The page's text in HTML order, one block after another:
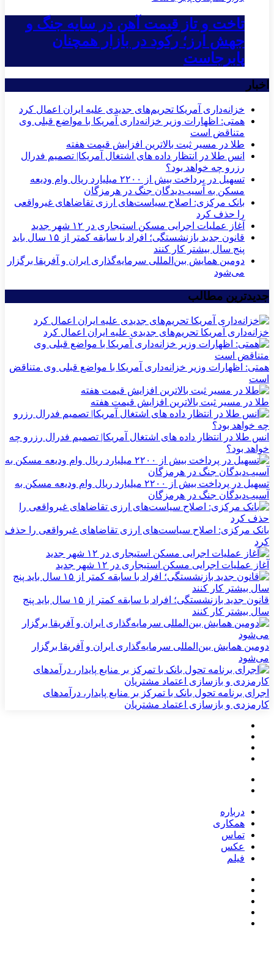
تاخت و تاز قیمت آهن در سایه جنگ و
جهش ارز؛ رکود در بازار همچنان
پابرجاست
اخبار
خزانه‌داری آمریکا تحریم‌های جدیدی علیه ایران اعمال کرد
همتی: اظهارات وزیر خزانه‌داری آمریکا با مواضع قبلی وی
متناقض است
طلا در مسیر ثبت بالاترین افزایش قیمت هفته
انس طلا در انتظار داده های اشتغال آمریکا| تصمیم فدرال
رزرو چه خواهد بود؟
تسهیل در پرداخت بیش از ۲۲۰۰ میلیارد ریال وام ودیعه
مسکن به آسیب‌دیدگان جنگ در هرمزگان
بانک مرکزی: اصلاح سیاست‌های ارزی تقاضاهای غیرواقعی
را حذف کرد
آغاز عملیات اجرایی مسکن استیجاری در ۱۲ شهر جدید
قانون جدید بازنشستگی؛ افراد با سابقه کمتر از ۱۵ سال باید
پنج سال بیشتر کار کنند
دومین همایش بین‌المللی سرمایه‌گذاری ایران و آفریقا برگزار
می‌شود
جدیدترین مطالب
خزانه‌داری آمریکا تحریم‌های جدیدی علیه ایران اعمال کرد
همتی: اظهارات وزیر خزانه‌داری آمریکا با مواضع قبلی وی متناقض
است
طلا در مسیر ثبت بالاترین افزایش قیمت هفته
انس طلا در انتظار داده های اشتغال آمریکا| تصمیم فدرال رزرو چه
خواهد بود؟
تسهیل در پرداخت بیش از ۲۲۰۰ میلیارد ریال وام ودیعه مسکن به
آسیب‌دیدگان جنگ در هرمزگان
بانک مرکزی: اصلاح سیاست‌های ارزی تقاضاهای غیرواقعی را حذف
کرد
آغاز عملیات اجرایی مسکن استیجاری در ۱۲ شهر جدید
قانون جدید بازنشستگی؛ افراد با سابقه کمتر از ۱۵ سال باید پنج
سال بیشتر کار کنند
دومین همایش بین‌المللی سرمایه‌گذاری ایران و آفریقا برگزار
می‌شود
اجرای برنامه تحول بانک با تمرکز بر منابع پایدار، درآمدهای
کارمزدی و بازسازی اعتماد مشتریان
درباره
همکاری
تماس
عکس
فیلم